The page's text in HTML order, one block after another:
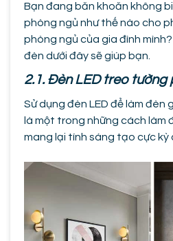
Bạn đang băn khoăn không
phòng ngủ như thế nào cho
phòng ngủ của gia đình
đèn dưới đây sẽ giúp bạn.
2.1. Đèn LED treo tường
Sử dụng đèn LED để làm đèn
là một trong những cách làm
mang lại tính sáng tạo cực kỳ